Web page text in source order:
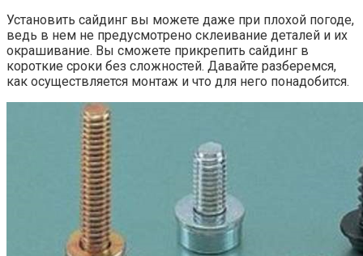
Установить сайдинг вы можете даже при плохой погоде,
ведь в нем не предусмотрено склеивание деталей и их
окрашивание. Вы сможете прикрепить сайдинг в
короткие сроки без сложностей. Давайте разберемся,
как осуществляется монтаж и что для него понадобится.